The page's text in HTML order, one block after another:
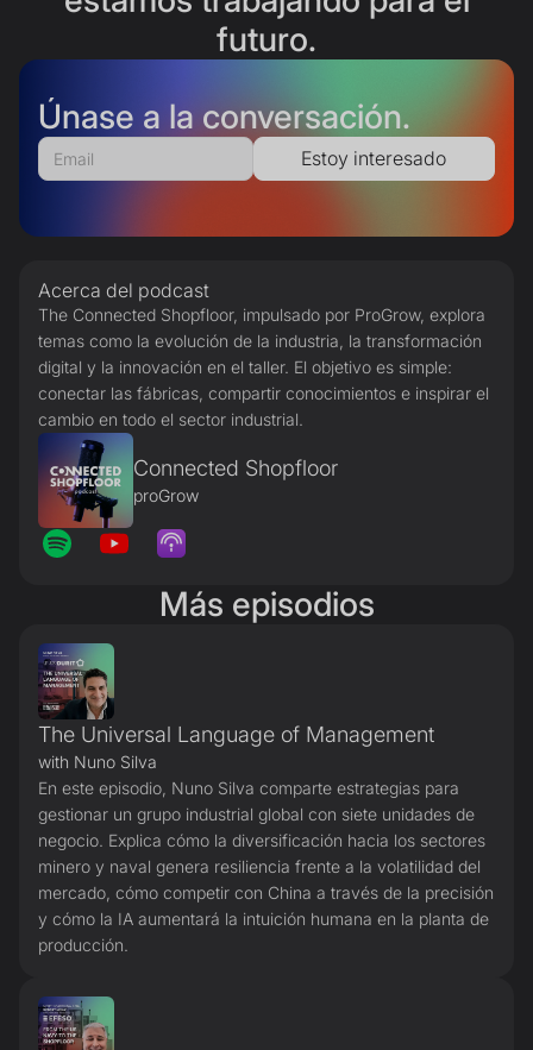
futuro.
Únase a la conversación.
Acerca del podcast
The Connected Shopfloor, impulsado por ProGrow, explora
temas como la evolución de la industria, la transformación
digital y la innovación en el taller. El objetivo es simple:
conectar las fábricas, compartir conocimientos e inspirar el
cambio en todo el sector industrial.
Connected Shopfloor
proGrow
Más episodios
The Universal Language of Management
with Nuno Silva
En este episodio, Nuno Silva comparte estrategias para
gestionar un grupo industrial global con siete unidades de
negocio. Explica cómo la diversificación hacia los sectores
minero y naval genera resiliencia frente a la volatilidad del
mercado, cómo competir con China a través de la precisión
y cómo la IA aumentará la intuición humana en la planta de
producción.